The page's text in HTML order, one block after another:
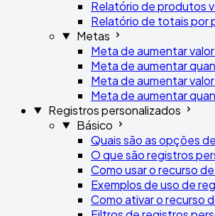
Relatório de produtos
Relatório de totais por
Metas
Meta de aumentar
Meta de aumentar
Meta de aumentar
Meta de aumentar
Registros personalizados
Básico
Quais são as opções
O que são registros
Como usar o recurso
Exemplos de uso de
Como ativar o recurso